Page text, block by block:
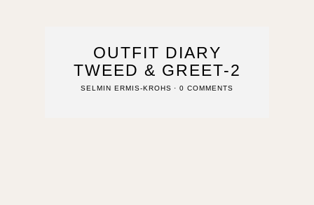
OUTFIT DIARY
TWEED & GREET-2
SELMIN ERMIS-KROHS 0 COMMENTS